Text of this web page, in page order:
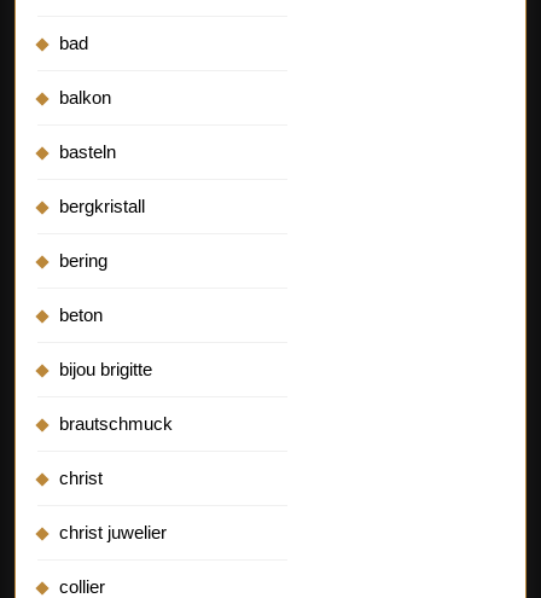
bad
balkon
basteln
bergkristall
bering
beton
bijou brigitte
brautschmuck
christ
christ juwelier
collier